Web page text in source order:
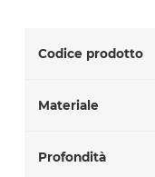
Codice prodotto
Materiale
Profondità